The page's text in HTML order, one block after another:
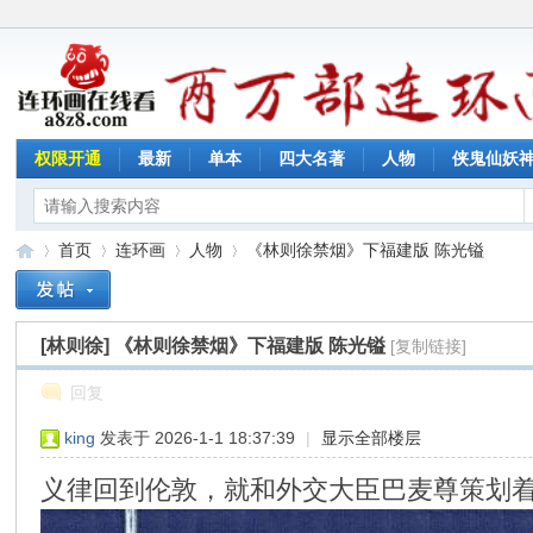
权限开通 最新 单本 四大名著 人物 侠鬼仙妖
»
首页
›
连环画
›
人物
›
《林则徐禁烟》下福建版 陈光镒
[林则徐] 《林则徐禁烟》下福建版 陈光镒 [复制链接]
回复
king 发表于 2026-1-1 18:37:39 | 显示全部楼层
义律回到伦敦，就和外交大臣巴麦尊策划